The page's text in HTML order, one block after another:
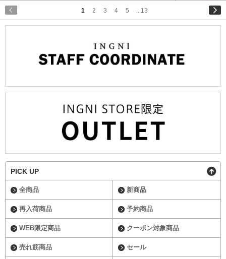
1 2 3 4 5 ...13
PICK UP
全商品 新商品
再入荷商品 予約商品
WEB限定商品 クーポン対象商品
売れ筋商品 セール